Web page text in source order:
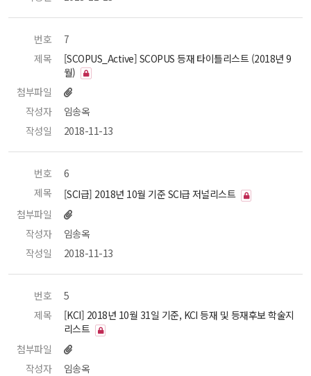
번호
7
제목
[SCOPUS_Active] SCOPUS 등재 타이틀리스트 (2018년 9
월)
첨부파일
작성자
임송옥
작성일
2018-11-13
번호
6
제목
[SCI급] 2018년 10월 기준 SCI급 저널리스트
첨부파일
작성자
임송옥
작성일
2018-11-13
번호
5
제목
[KCI] 2018년 10월 31일 기준, KCI 등재 및 등재후보 학술지
리스트
첨부파일
작성자
임송옥